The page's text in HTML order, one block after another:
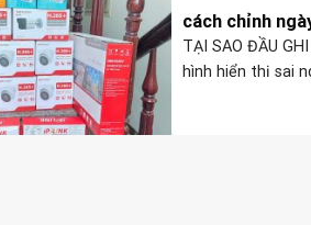
cách chỉnh
TẠI SAO ĐẦU
hình hiển thị sai